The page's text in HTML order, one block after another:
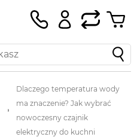
Dlaczego temperatura wody
ma znaczenie? Jak wybrać
nowoczesny czajnik
elektryczny do kuchni